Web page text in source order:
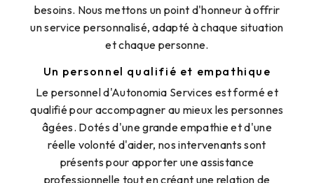
besoins. Nous mettons un point d'honneur à offrir
un service personnalisé, adapté à chaque situation
et chaque personne.
Un personnel qualifié et empathique
Le personnel d'Autonomia Services est formé et
qualifié pour accompagner au mieux les personnes
âgées. Dotés d'une grande empathie et d'une
réelle volonté d'aider, nos intervenants sont
présents pour apporter une assistance
professionnelle tout en créant une relation de